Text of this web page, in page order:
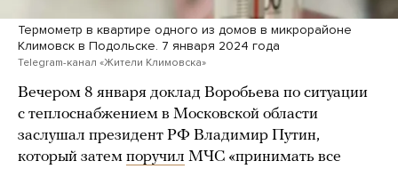
Термометр в квартире одного из домов в микрорайоне
Климовск в Подольске. 7 января 2024 года
Telegram-канал «Жители Климовска»
Вечером 8 января доклад Воробьева по ситуации
с теплоснабжением в Московской области
заслушал президент РФ Владимир Путин,
который затем поручил МЧС «принимать все